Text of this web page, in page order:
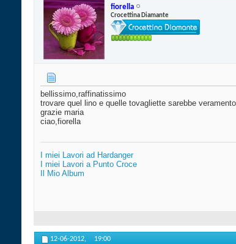
fiorella
Crocettina Diamante
bellissimo,raffinatissimo
trovare quel lino e quelle tovagliette sarebbe
grazie maria
ciao,fiorella
I miei Lavori ad Hardanger
I miei Lavori a Punto Croce
Il Mio Album
12-06-2012, 19:00